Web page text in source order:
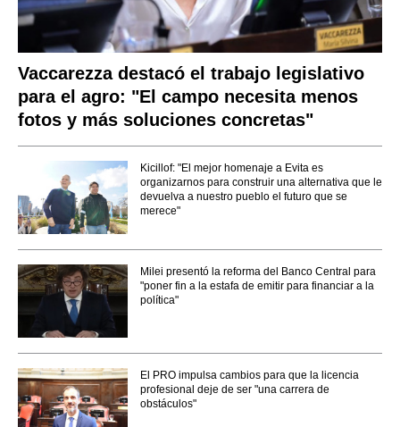
Vaccarezza destacó el trabajo legislativo
para el agro: "El campo necesita menos
fotos y más soluciones concretas"
Kicillof: "El mejor homenaje a Evita es
organizarnos para construir una alternativa que le
devuelva a nuestro pueblo el futuro que se
merece"
Milei presentó la reforma del Banco Central para
"poner fin a la estafa de emitir para financiar a la
política"
El PRO impulsa cambios para que la licencia
profesional deje de ser "una carrera de
obstáculos"